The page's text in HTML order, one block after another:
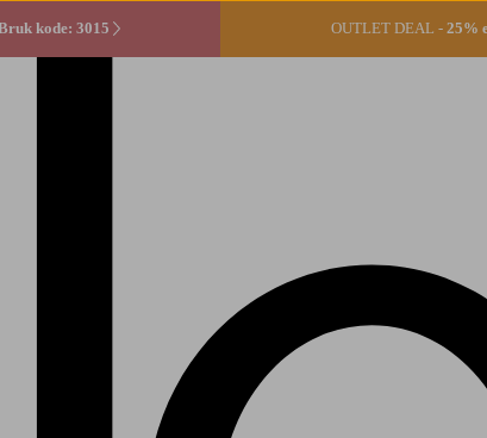
kode: 3015 OUTLET DEAL - 25%